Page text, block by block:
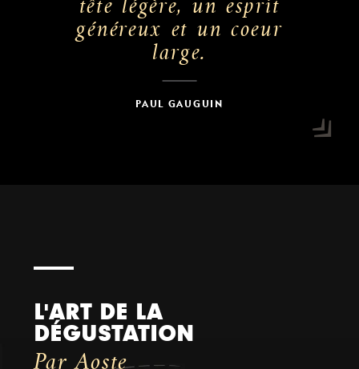
tête légère, un esprit
généreux et un coeur
large.
PAUL GAUGUIN
L'ART DE LA
DÉGUSTATION
Par Aoste